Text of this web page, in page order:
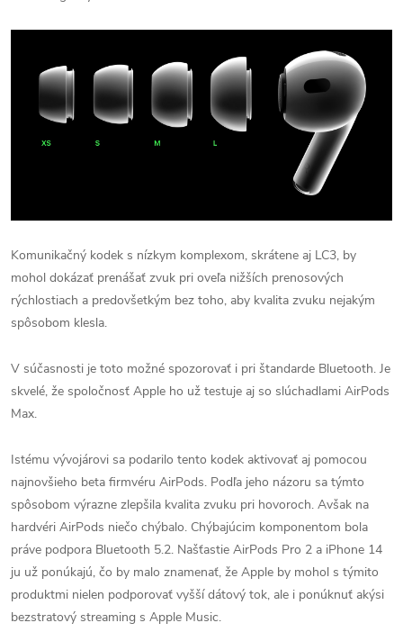
Komunikačný kodek s nízkym komplexom, skrátene aj LC3, by
mohol dokázať prenášať zvuk pri oveľa nižších prenosových
rýchlostiach a predovšetkým bez toho, aby kvalita zvuku nejakým
spôsobom klesla.
V súčasnosti je toto možné spozorovať i pri štandarde Bluetooth. Je
skvelé, že spoločnosť Apple ho už testuje aj so slúchadlami AirPods
Max.
Istému vývojárovi sa podarilo tento kodek aktivovať aj pomocou
najnovšieho beta firmvéru AirPods. Podľa jeho názoru sa týmto
spôsobom výrazne zlepšila kvalita zvuku pri hovoroch. Avšak na
hardvéri AirPods niečo chýbalo. Chýbajúcim komponentom bola
práve podpora Bluetooth 5.2. Našťastie AirPods Pro 2 a iPhone 14
ju už ponúkajú, čo by malo znamenať, že Apple by mohol s týmito
produktmi nielen podporovať vyšší dátový tok, ale i ponúknuť akýsi
bezstratový streaming s Apple Music.